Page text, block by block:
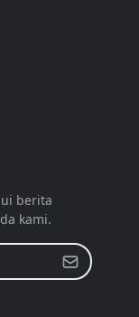
berita
kami.